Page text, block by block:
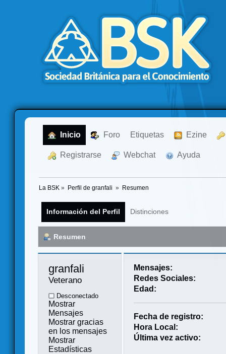
Inicio Foro Etiquetas Ezine
Registrarse Webchat Ayuda
La BSK » Perfil de granfali » Resumen
Información del Perfil Distinciones
Resumen
granfali
Veterano
Desconectado
Mostrar
Mensajes
Mostrar gracias
en los mensajes
Mostrar
Estadísticas
Mensajes:
Redes Sociales:
Edad:
Fecha de registro:
Hora Local:
Última vez activo: